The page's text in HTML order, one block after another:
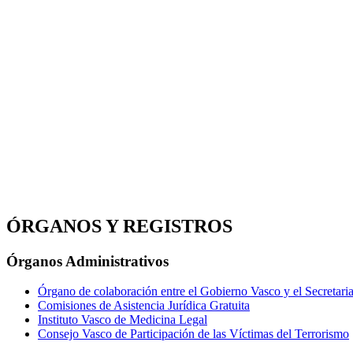
ÓRGANOS Y REGISTROS
Órganos Administrativos
Órgano de colaboración entre el Gobierno Vasco y el
Comisiones de Asistencia Jurídica Gratuita
Instituto Vasco de Medicina Legal
Consejo Vasco de Participación de las Víctimas del Terrorismo